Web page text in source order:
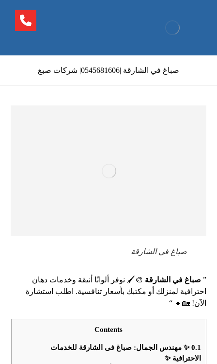
صباغ في الشارقة |0545681606| شركات صبغ
صباغ في الشارقة
” صباغ في الشارقة 🎨🖌️ نوفر ألوانًا أنيقة وخدمات دهان
احترافية لمنزلك أو مكتبك بأسعار تنافسية. اطلب استشارة
الآن! 🏡🔹 “
Contents
0.1✨ مهندس الجمال: صباغ فى الشارقة للخدمات
الاحترافية ✨